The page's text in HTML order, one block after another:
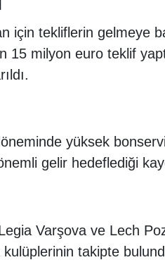
için tekliflerin gelmeye
15 milyon euro teklif
yüksek
gelir hedeflediği
Varşova ve Lech
takipte